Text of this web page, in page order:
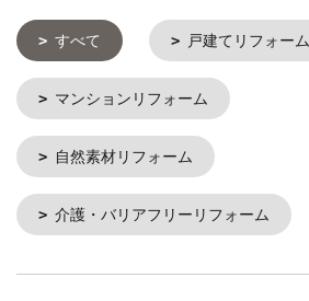
すべて 戸建てリフォーム
マンションリフォーム
自然素材リフォーム
介護・バリアフリーリフォーム